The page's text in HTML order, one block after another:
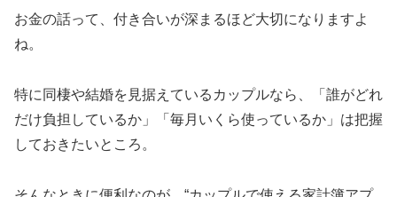
お金の話って、付き合いが深まるほど大切になりますよ
ね。
特に同棲や結婚を見据えているカップルなら、「誰がどれ
だけ負担しているか」「毎月いくら使っているか」は把握
しておきたいところ。